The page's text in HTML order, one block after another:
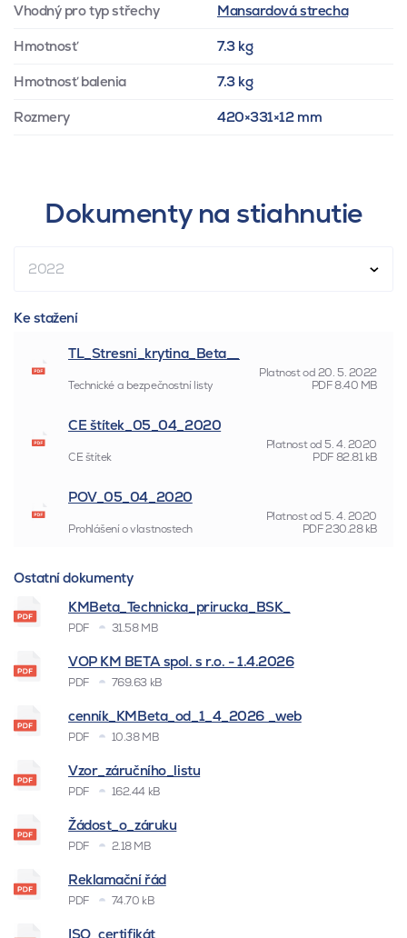
Vhodný pro typ střechy Mansardová strecha
Hmotnosť 7.3 kg
Hmotnosť balenia 7.3 kg
Rozmery 420×331×12 mm
Dokumenty na stiahnutie
2022
Ke stažení
TL_Stresni_krytina_Beta__
Platnost od20. 5. 2022
Technické a bezpečnostní listy
PDF8.40 MB
CE štítek_05_04_2020
Platnost od 5. 4. 2020
CE štítek
PDF82.81 kB
POV_05_04_2020
Platnost od 5. 4. 2020
Prohlášení o vlastnostech
PDF230.28 kB
Ostatní dokumenty
KMBeta_Technicka_prirucka_BSK_
PDF 31.58 MB
VOP KM BETA spol. s r.o. - 1.4.2026
PDF 769.63 kB
cenník_KMBeta_od_1_4_2026 _web
PDF 10.38 MB
Vzor_záručního_listu
PDF 162.44 kB
Žádost_o_záruku
PDF 2.18 MB
Reklamační řád
PDF 74.70 kB
ISO_certifikát